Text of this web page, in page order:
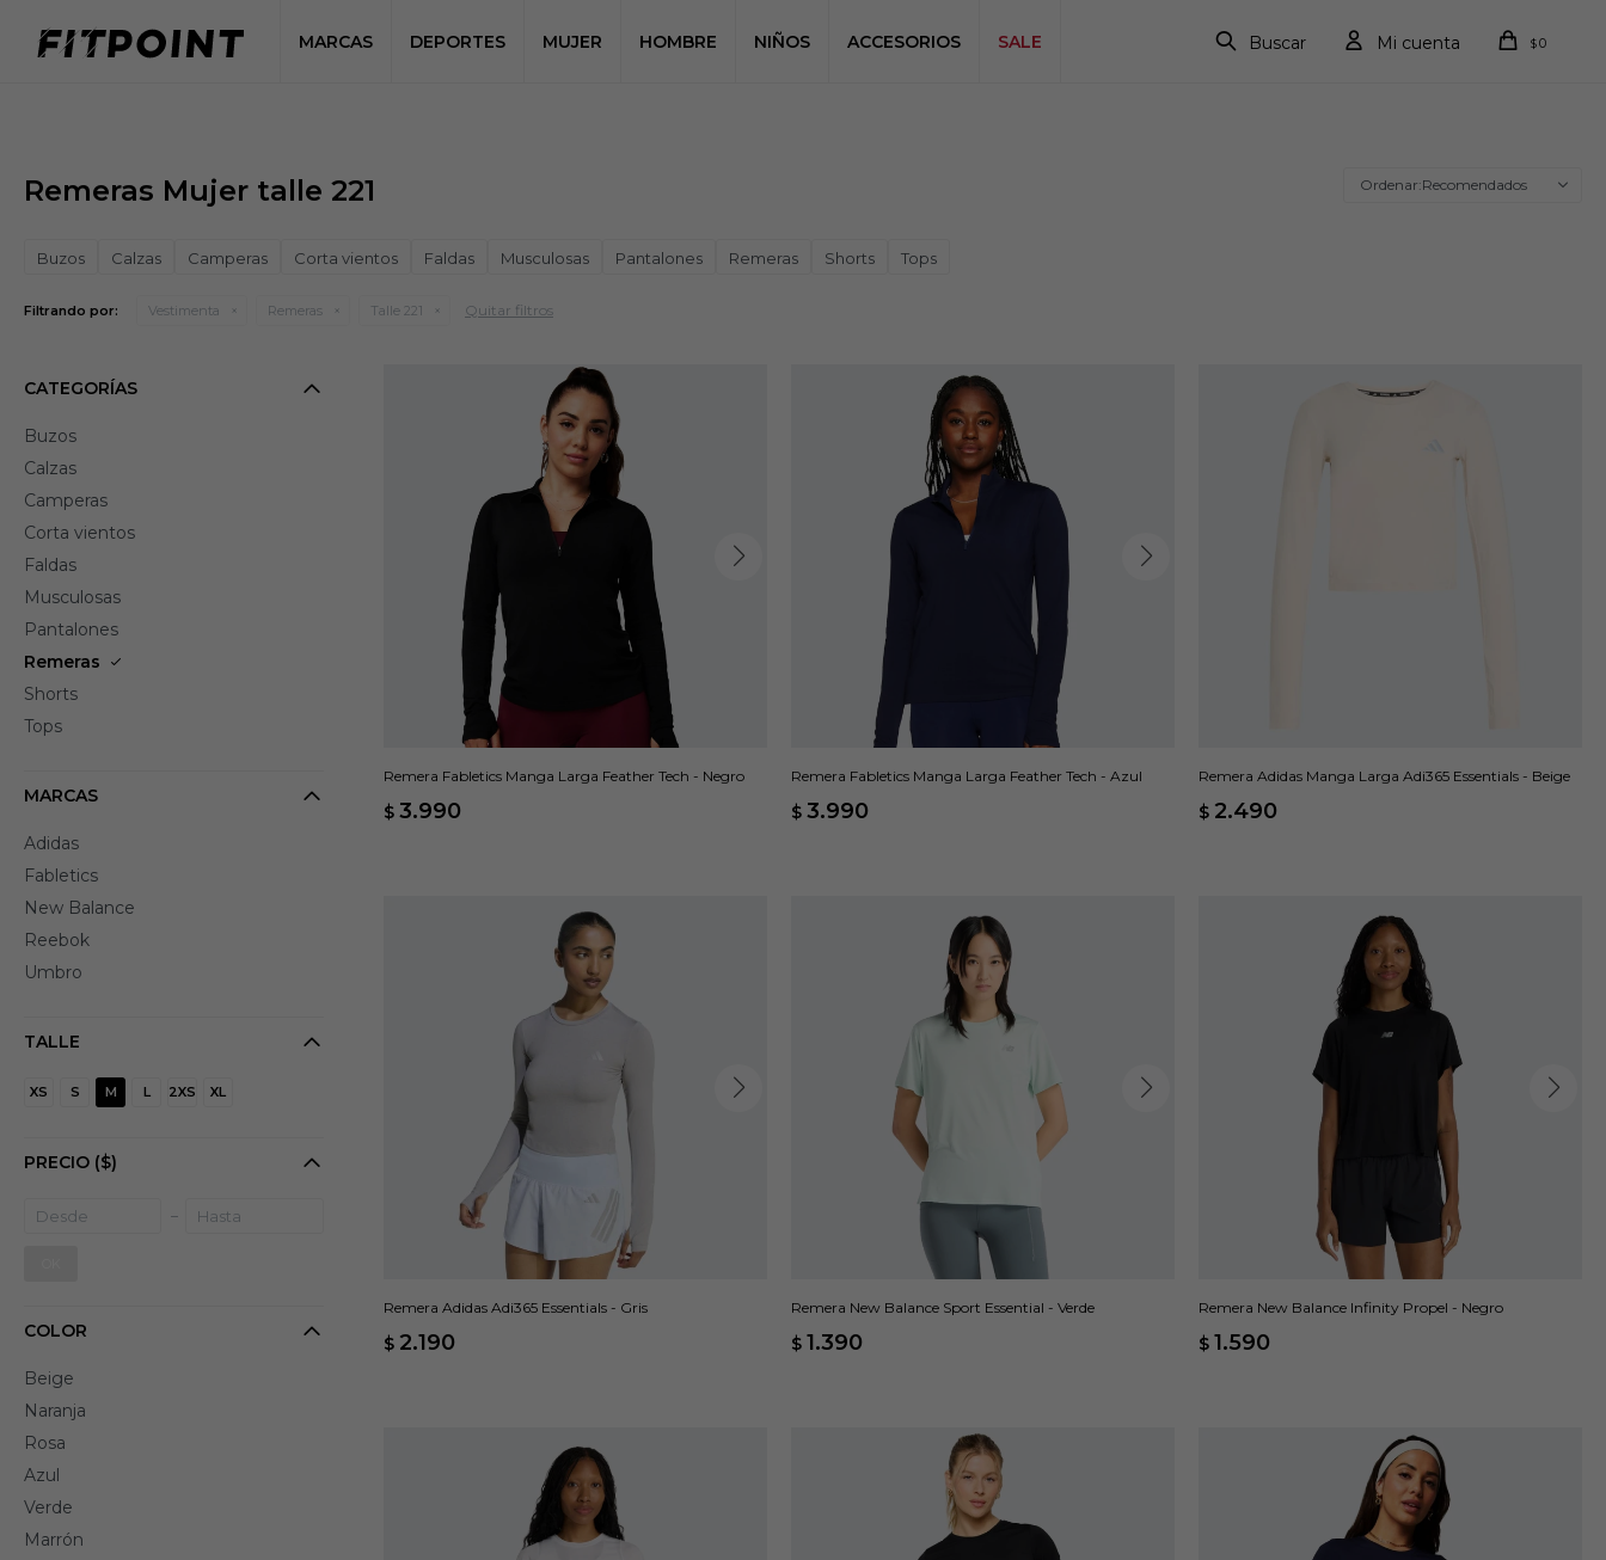
MARCAS DEPORTES MUJER HOMBRE NIÑOS ACCESORIOS SALE $0
Remeras Mujer talle 221 Recomendados
Buzos Calzas Camperas Corta vientos Faldas Musculosas Pantalones Remeras Shorts Tops
Filtrando por: Vestimenta Remeras Talle 221 Quitar filtros
Remera Fabletics Manga Larga Feather Tech - Negro
$ 3.990
Remera Fabletics Manga Larga Feather Tech - Azul
$ 3.990
Remera Adidas Manga Larga Adi365 Essentials - Beige
$ 2.490
Remera Adidas Adi365 Essentials - Gris
$ 2.190
Remera New Balance Sport Essential - Verde
$ 1.390
Remera New Balance Infinity Propel - Negro
$ 1.590
CATEGORÍAS
Buzos
Calzas
Camperas
Corta vientos
Faldas
Musculosas
Pantalones
Remeras
Shorts
Tops
MARCAS
Adidas
Fabletics
New Balance
Reebok
Umbro
TALLE
XS S M L 2XS XL
PRECIO ($)
COLOR
Beige
Naranja
Rosa
Azul
Verde
Marrón